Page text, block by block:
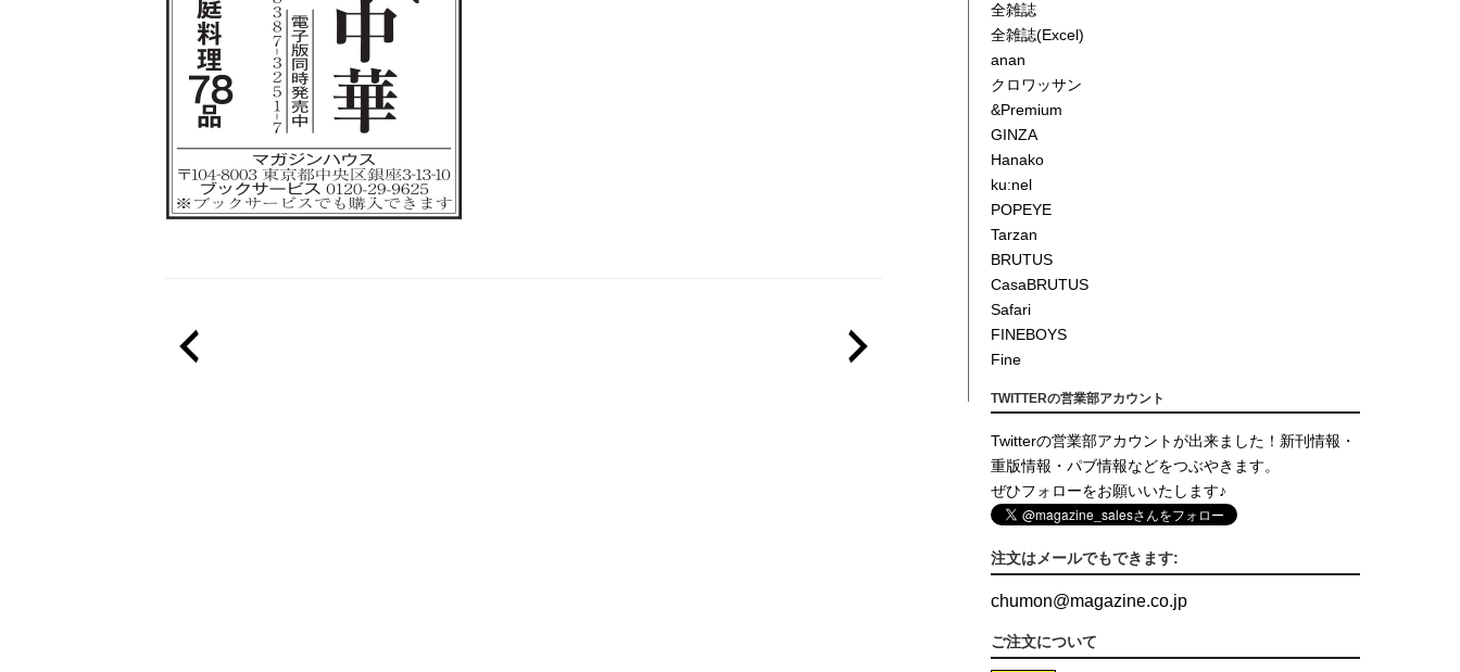
全雑誌
全雑誌(Excel)
anan
クロワッサン
&Premium
GINZA
Hanako
ku:nel
POPEYE
Tarzan
BRUTUS
CasaBRUTUS
Safari
FINEBOYS
Fine
TWITTERの営業部アカウント
Twitterの営業部アカウントが出来ました！新刊情報・
重版情報・パブ情報などをつぶやきます。
ぜひフォローをお願いいたします♪
注文はメールでもできます:
chumon@magazine.co.jp
ご注文について